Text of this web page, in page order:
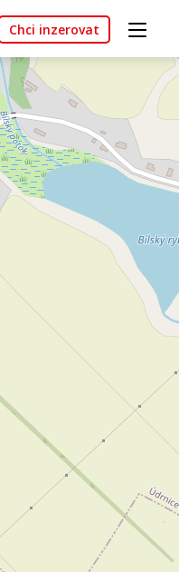
Chci inzerovat